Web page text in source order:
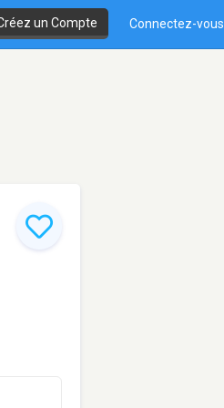
un Compte Connectez-vous